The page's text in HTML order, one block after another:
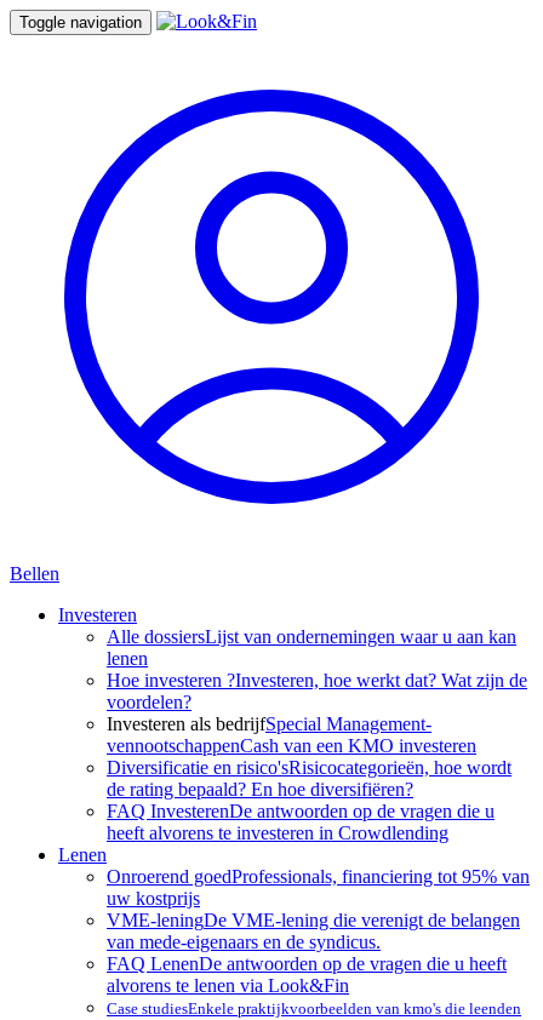
Toggle navigation
Bellen
Investeren
Alle dossiersLijst van ondernemingen waar u aan kan
lenen
Hoe investeren ?Investeren, hoe werkt dat? Wat zijn de
voordelen?
Investeren als bedrijfSpecial Management-
vennootschappenCash van een KMO investeren
Diversificatie en risico'sRisicocategorieën, hoe wordt
de rating bepaald? En hoe diversifiëren?
FAQ InvesterenDe antwoorden op de vragen die u
heeft alvorens te investeren in Crowdlending
Lenen
Onroerend goedProfessionals, financiering tot 95% van
uw kostprijs
VME-leningDe VME-lening die verenigt de belangen
van mede-eigenaars en de syndicus.
FAQ LenenDe antwoorden op de vragen die u heeft
alvorens te lenen via Look&Fin
Case studiesEnkele praktijkvoorbeelden van kmo's die leenden